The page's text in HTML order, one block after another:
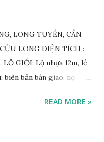
LONG TUYỀN, CẦN
LONG DIỆN TÍCH :
LỘ GIỚI: Lộ nhựa 12m, lề
biên bản bàn giao, nợ
Bạch Đằng, KDC 12ha8,
READ MORE »